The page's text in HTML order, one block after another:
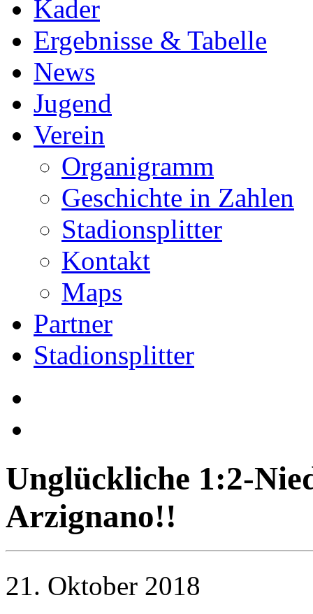
Kader
Ergebnisse & Tabelle
News
Jugend
Verein
Organigramm
Geschichte in Zahlen
Stadionsplitter
Kontakt
Maps
Partner
Stadionsplitter
Unglückliche 1:2-
Arzignano!!
21. Oktober 2018